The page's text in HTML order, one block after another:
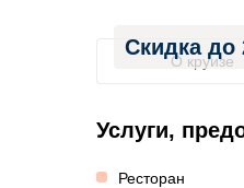
Скидка до
О круизе
Услуги,
Ресторан